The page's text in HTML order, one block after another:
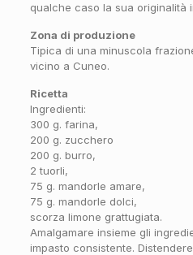
qualche caso la sua originalità
Zona di produzione
Tipica di una minuscola
vicino a Cuneo.
Ricetta
Ingredienti:
300 g. farina,
200 g. zucchero
200 g. burro,
2 tuorli,
75 g. mandorle amare,
75 g. mandorle dolci,
scorza limone grattugiata.
Amalgamare insieme gli
impasto consistente.